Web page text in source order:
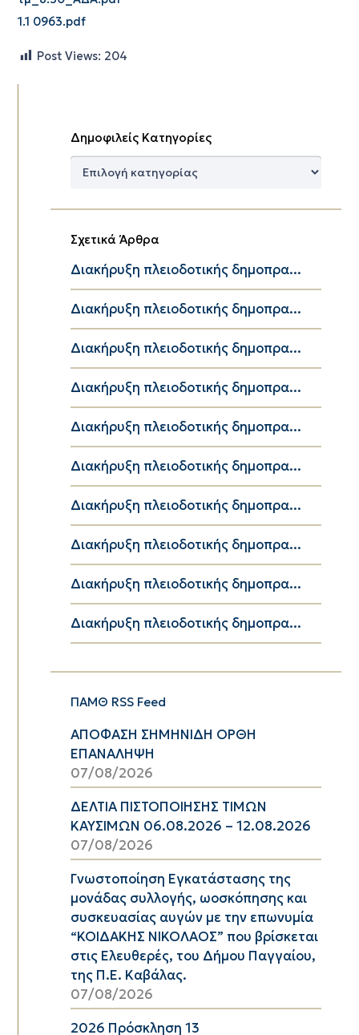
1.1 0963.pdf
Post Views: 204
Δημοφιλείς Κατηγορίες
Δημοφιλείς
Σχετικά Άρθρα
Διακήρυξη πλειοδοτικής δημοπρα...
Διακήρυξη πλειοδοτικής δημοπρα...
Διακήρυξη πλειοδοτικής δημοπρα...
Διακήρυξη πλειοδοτικής δημοπρα...
Διακήρυξη πλειοδοτικής δημοπρα...
Διακήρυξη πλειοδοτικής δημοπρα...
Διακήρυξη πλειοδοτικής δημοπρα...
Διακήρυξη πλειοδοτικής δημοπρα...
Διακήρυξη πλειοδοτικής δημοπρα...
Διακήρυξη πλειοδοτικής δημοπρα...
ΠΑΜΘ RSS Feed
ΑΠΟΦΑΣΗ ΣΗΜΗΝΙΔΗ ΟΡΘΗ
ΕΠΑΝΑΛΗΨΗ
07/08/2026
ΔΕΛΤΙΑ ΠΙΣΤΟΠΟΙΗΣΗΣ ΤΙΜΩΝ
ΚΑΥΣΙΜΩΝ 06.08.2026 – 12.08.2026
07/08/2026
Γνωστοποίηση Εγκατάστασης της
μονάδας συλλογής, ωοσκόπησης και
συσκευασίας αυγών με την επωνυμία
“ΚΟΙΔΑΚΗΣ ΝΙΚΟΛΑΟΣ” που βρίσκεται
στις Ελευθερές, του Δήμου Παγγαίου,
της Π.Ε. Καβάλας.
07/08/2026
2026 Πρόσκληση 13